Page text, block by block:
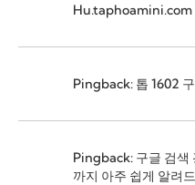
Hu.taphoamini.com
Pingback: 톱 1602
Pingback: 구글 검색
까지 아주 쉽게 알려